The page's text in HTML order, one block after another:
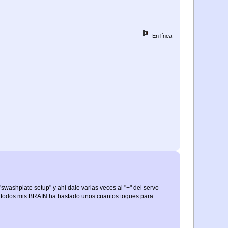
En línea
setup" y ahí dale varias veces al "+" del servo
mis BRAIN ha bastado unos cuantos toques para